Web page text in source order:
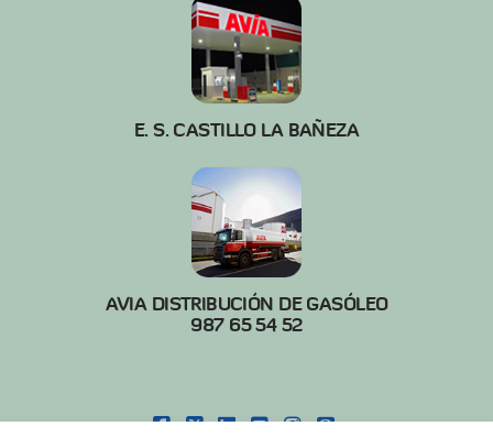
E. S. CASTILLO LA BAÑEZA
AVIA DISTRIBUCIÓN DE GASÓLEO
987 65 54 52